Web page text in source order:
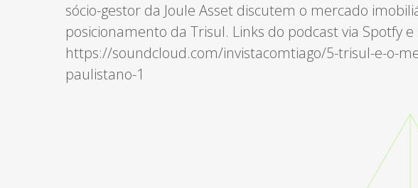
sócio-gestor da Joule Asset discutem o mercado
posicionamento da Trisul. Links do podcast via Spotfy
https://soundcloud.com/invistacomtiago/5-trisul-e-o-
paulistano-1